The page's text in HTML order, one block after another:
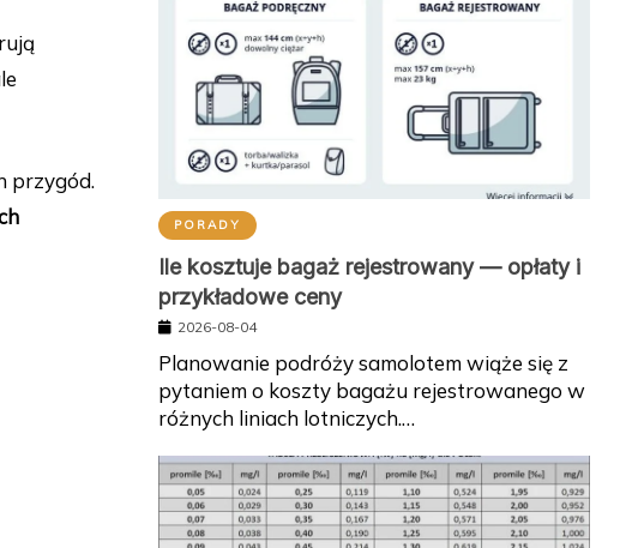
przygód.
PORADY
Ile kosztuje bagaż rejestrowany — opłaty i
przykładowe ceny
2026-08-04
Planowanie podróży samolotem wiąże się z
pytaniem o koszty bagażu rejestrowanego w
różnych liniach lotniczych.…